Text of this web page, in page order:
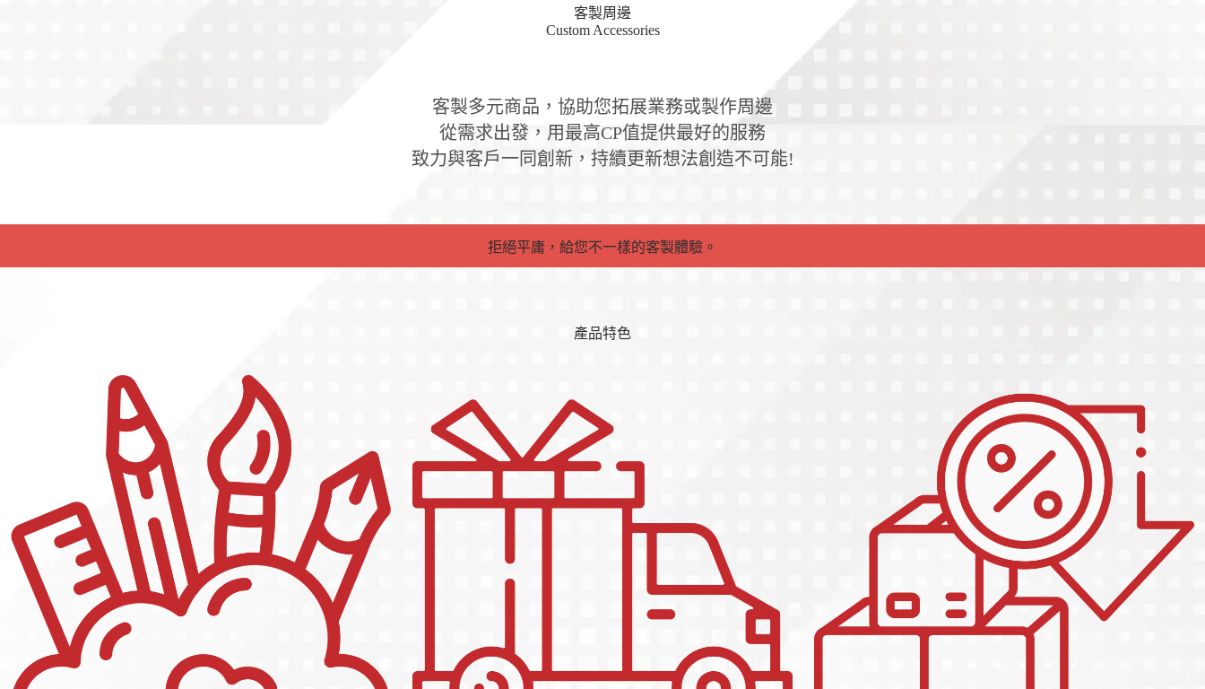
客製周邊
Custom Accessories
客製多元商品，協助您拓展業務或製作周邊
從需求出發，用最高CP值提供最好的服務
致力與客戶一同創新，持續更新想法創造不可能!
拒絕平庸，給您不一樣的客製體驗。
產品特色